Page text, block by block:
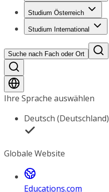
Studium Österreich
Studium International
Suche nach Fach oder Ort
Ihre Sprache auswählen
Deutsch (Deutschland)
Globale Website
Educations.com